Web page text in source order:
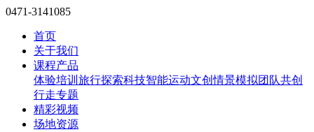
0471-3141085
首页
关于我们
课程产品
体验培训 旅行探索科技智能运动文创情景模拟团队共创
行走专题
精彩视频
场地资源